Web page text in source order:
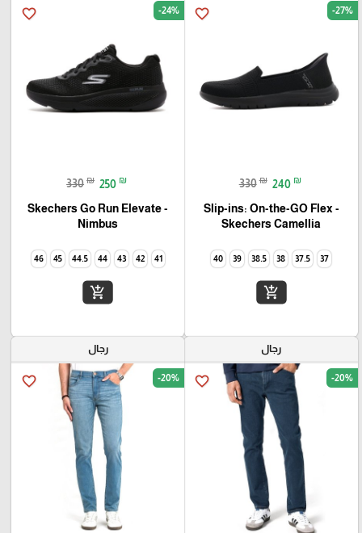
favorite_border -27%
330 ₪ 240 ₪
Slip-ins: On-the-GO Flex -
Camellia‏ Skechers
37
37.5
38
38.5
39
40
add_shopping_cart
favorite_border -24%
330 ₪ 250 ₪
Skechers Go Run Elevate -
Nimbus
41
42
43
44
44.5
45
46
add_shopping_cart
رجال
favorite_border -20%
رجال
favorite_border -20%